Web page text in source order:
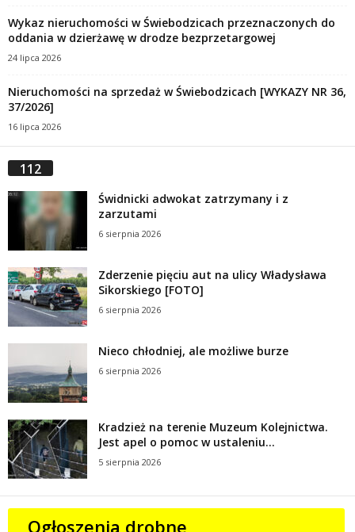
Wykaz nieruchomości w Świebodzicach przeznaczonych do
oddania w dzierżawę w drodze bezprzetargowej
24 lipca 2026
Nieruchomości na sprzedaż w Świebodzicach [WYKAZY NR 36,
37/2026]
16 lipca 2026
112
Świdnicki adwokat zatrzymany i z
zarzutami
6 sierpnia 2026
Zderzenie pięciu aut na ulicy Władysława
Sikorskiego [FOTO]
6 sierpnia 2026
Nieco chłodniej, ale możliwe burze
6 sierpnia 2026
Kradzież na terenie Muzeum Kolejnictwa.
Jest apel o pomoc w ustaleniu...
5 sierpnia 2026
Ogłoszenia drobne